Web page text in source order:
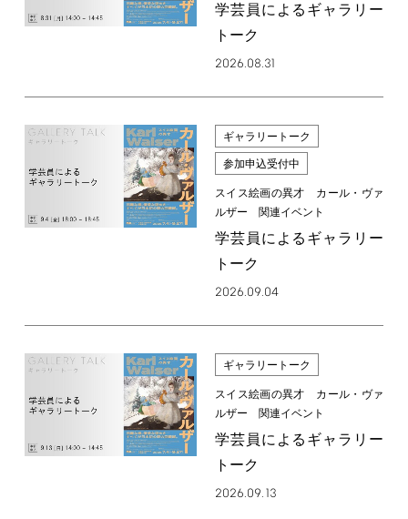
学芸員によるギャラリー
トーク
2026.08.31
ギャラリートーク
参加申込受付中
スイス絵画の異才 カール・ヴァ
ルザー 関連イベント
学芸員によるギャラリー
トーク
2026.09.04
ギャラリートーク
スイス絵画の異才 カール・ヴァ
ルザー 関連イベント
学芸員によるギャラリー
トーク
2026.09.13